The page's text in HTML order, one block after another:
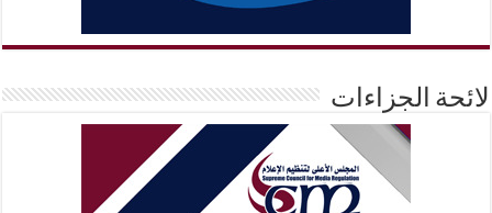
لائحة الجزاءات